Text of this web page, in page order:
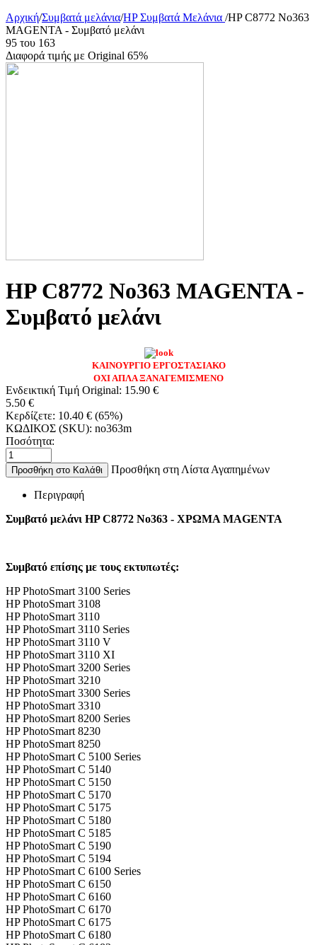
Αρχική/Συμβατά μελάνια/HP Συμβατά Μελάνια /HP C8772 No363
MAGENTA - Συμβατό μελάνι
95 του 163
Διαφορά τιμής με Original 65%
HP C8772 No363 MAGENTA -
Συμβατό μελάνι
ΚΑΙΝΟΥΡΓΙΟ ΕΡΓΟΣΤΑΣΙΑΚΟ
ΟΧΙ ΑΠΛΑ ΞΑΝΑΓΕΜΙΣΜΕΝΟ
Ενδεικτική Τιμή Original: 15.90 €
5.50 €
Κερδίζετε: 10.40 € (65%)
ΚΩΔΙΚΟΣ (SKU): no363m
Ποσότητα:
Προσθήκη στο Καλάθι Προσθήκη στη Λίστα Αγαπημένων
Περιγραφή
Συμβατό μελάνι HP C8772 No363 - ΧΡΩΜΑ MAGENTA
Συμβατό επίσης με τους εκτυπωτές:
HP PhotoSmart 3100 Series
HP PhotoSmart 3108
HP PhotoSmart 3110
HP PhotoSmart 3110 Series
HP PhotoSmart 3110 V
HP PhotoSmart 3110 XI
HP PhotoSmart 3200 Series
HP PhotoSmart 3210
HP PhotoSmart 3300 Series
HP PhotoSmart 3310
HP PhotoSmart 8200 Series
HP PhotoSmart 8230
HP PhotoSmart 8250
HP PhotoSmart C 5100 Series
HP PhotoSmart C 5140
HP PhotoSmart C 5150
HP PhotoSmart C 5170
HP PhotoSmart C 5175
HP PhotoSmart C 5180
HP PhotoSmart C 5185
HP PhotoSmart C 5190
HP PhotoSmart C 5194
HP PhotoSmart C 6100 Series
HP PhotoSmart C 6150
HP PhotoSmart C 6160
HP PhotoSmart C 6170
HP PhotoSmart C 6175
HP PhotoSmart C 6180